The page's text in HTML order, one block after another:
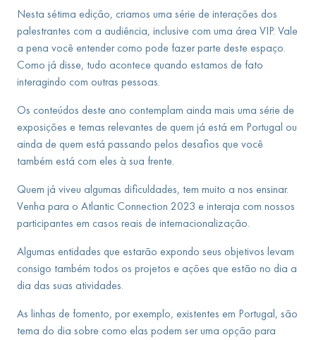
Nesta sétima edição, criamos uma série de interações dos
palestrantes com a audiência, inclusive com uma área VIP. Vale
a pena você entender como pode fazer parte deste espaço.
Como já disse, tudo acontece quando estamos de fato
interagindo com outras pessoas.
Os conteúdos deste ano contemplam ainda mais uma série de
exposições e temas relevantes de quem já está em Portugal ou
ainda de quem está passando pelos desafios que você
também está com eles à sua frente.
Quem já viveu algumas dificuldades, tem muito a nos ensinar.
Venha para o Atlantic Connection 2023 e interaja com nossos
participantes em casos reais de internacionalização.
Algumas entidades que estarão expondo seus objetivos levam
consigo também todos os projetos e ações que estão no dia a
dia das suas atividades.
As linhas de fomento, por exemplo, existentes em Portugal, são
tema do dia sobre como elas podem ser uma opção para